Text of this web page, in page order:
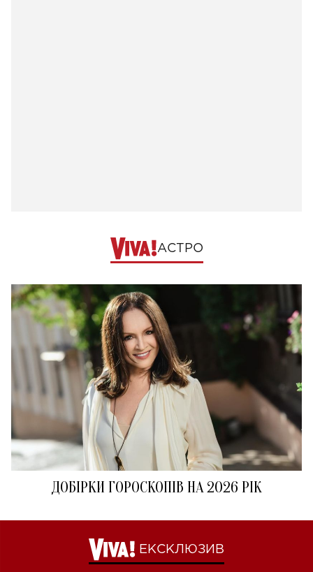
АСТРО
ДОБІРКИ ГОРОСКОПІВ НА 2026 РІК
ЕКСКЛЮЗИВ